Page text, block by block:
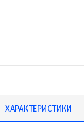
ХАРАКТЕРИСТИКИ